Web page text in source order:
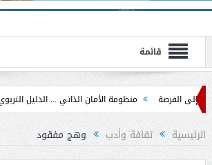
قائمة
منظومة الأمان الذاتي ... الدليل التربوي العملي
الرئيسية ثقافة وأدب وهج مفقود